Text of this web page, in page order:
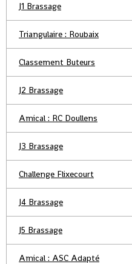
J1 Brassage
Triangulaire : Roubaix
Classement Buteurs
J2 Brassage
Amical : RC Doullens
J3 Brassage
Challenge Flixecourt
J4 Brassage
J5 Brassage
Amical : ASC Adapté